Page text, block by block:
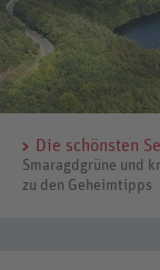
Die schönsten
Smaragdgrüne und
zu den Geheimtipps